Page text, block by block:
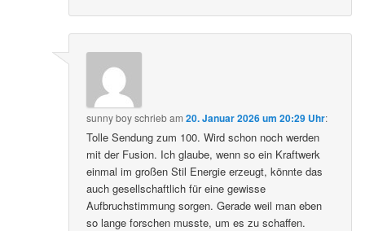
sunny boyschriebam20. Januar 2026 um 20:29 Uhr:
Tolle Sendung zum 100. Wird schon noch werden
mit der Fusion. Ich glaube, wenn so ein Kraftwerk
einmal im großen Stil Energie erzeugt, könnte das
auch gesellschaftlich für eine gewisse
Aufbruchstimmung sorgen. Gerade weil man eben
so lange forschen musste, um es zu schaffen.